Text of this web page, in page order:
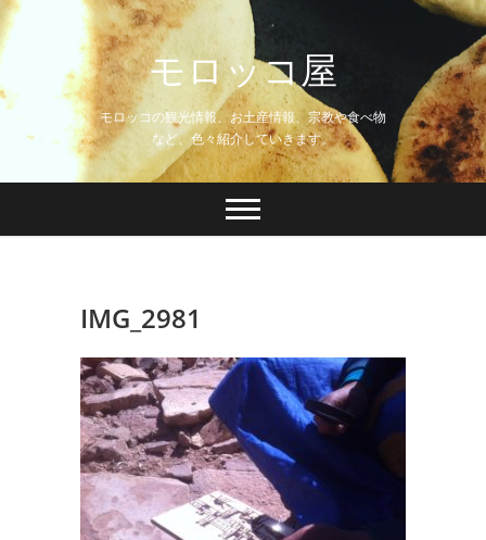
Skip
to
content
モロッコ屋
モロッコの観光情報、お土産情報、宗教や食べ物
など、色々紹介していきます。
IMG_2981